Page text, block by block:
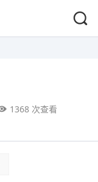
1368 次查看